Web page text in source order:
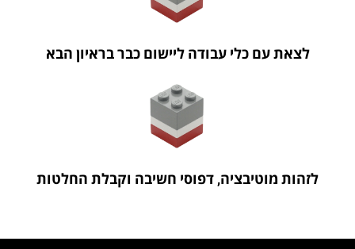
לצאת עם כלי עבודה ליישום כבר בראיון הבא
לזהות מוטיבציה, דפוסי חשיבה וקבלת החלטות